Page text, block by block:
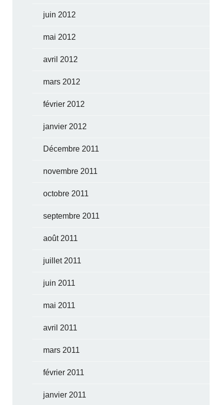
juin 2012
mai 2012
avril 2012
mars 2012
février 2012
janvier 2012
Décembre 2011
novembre 2011
octobre 2011
septembre 2011
août 2011
juillet 2011
juin 2011
mai 2011
avril 2011
mars 2011
février 2011
janvier 2011